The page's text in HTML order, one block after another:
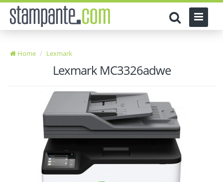
Home Lexmark
Lexmark MC3326adwe